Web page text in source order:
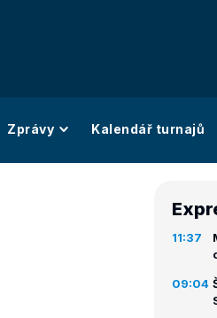
Zprávy Kalendář turnajů
11:37
09:04